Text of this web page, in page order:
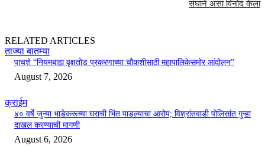
संघाने असा विनोद केला
RELATED ARTICLES
ताज्या बातम्या
पाचशे “नियमबाह्य वृक्षतोड प्रकरणाच्या चौकशीसाठी महापालिकेसमोर आंदोलन”
August 7, 2026
क्राईम
४० वर्षे जुन्या भाडेकरूच्या घराची भिंत पाडल्याचा आरोप; विश्रांतवाडी पोलिसांत गुन्हा
दाखल करण्याची मागणी
August 6, 2026